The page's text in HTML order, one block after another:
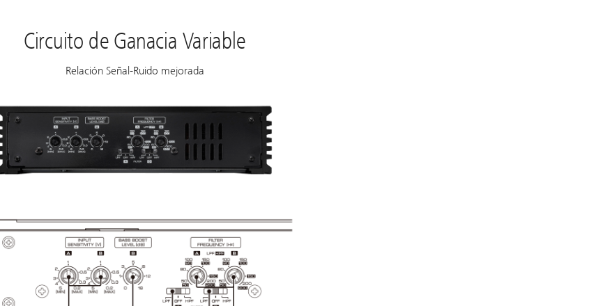
Circuito de Ganacia Variable
Relación Señal-Ruido mejorada